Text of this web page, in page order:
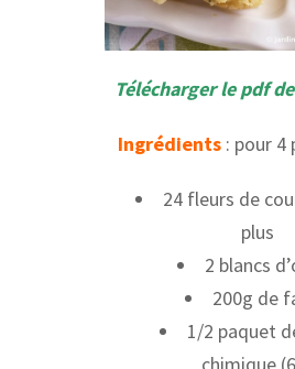
Télécharger le pdf
Ingrédients : pour 4
24 fleurs de
plus
2 blancs
200g de
1/2 paquet
chimique